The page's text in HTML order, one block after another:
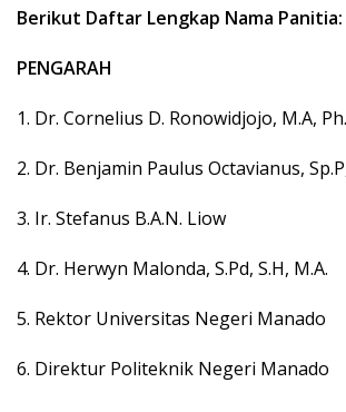
Berikut Daftar Lengkap Nama Panitia:
PENGARAH
1. Dr. Cornelius D. Ronowidjojo, M.A,
2. Dr. Benjamin Paulus Octavianus,
3. Ir. Stefanus B.A.N. Liow
4. Dr. Herwyn Malonda, S.Pd, S.H, M.A.
5. Rektor Universitas Negeri Manado
6. Direktur Politeknik Negeri Manado